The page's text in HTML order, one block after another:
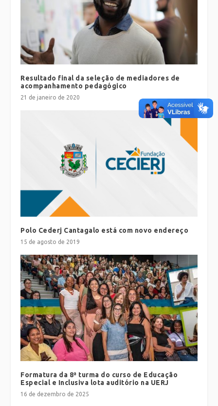
Resultado final da seleção de mediadores de
acompanhamento pedagógico
21 de janeiro de 2020
Polo Cederj Cantagalo está com novo endereço
15 de agosto de 2019
Formatura da 8ª turma do curso de Educação
Especial e Inclusiva lota auditório na UERJ
16 de dezembro de 2025